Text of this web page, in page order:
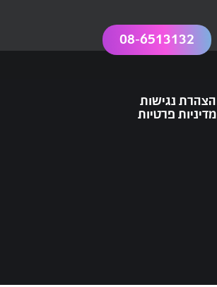
08-6513132
הצהרת נגישות
מדיניות פרטיות